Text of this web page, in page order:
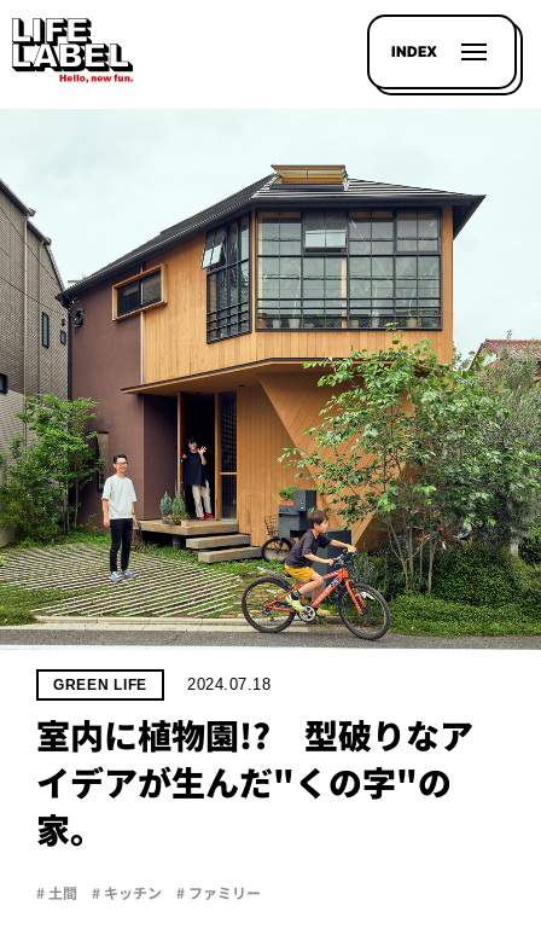
INDEX
記事を
探す
LL
HOUSE
LINE-
UP
PROJECT
WHAT’S
LIFE
LABEL
ライフレー
つ
GREEN LIFE 2024.07.18
室内に植物園!? 型破りなア
イデアが生んだ"くの字"の
家。
# 土間 # キッチン # ファミリー